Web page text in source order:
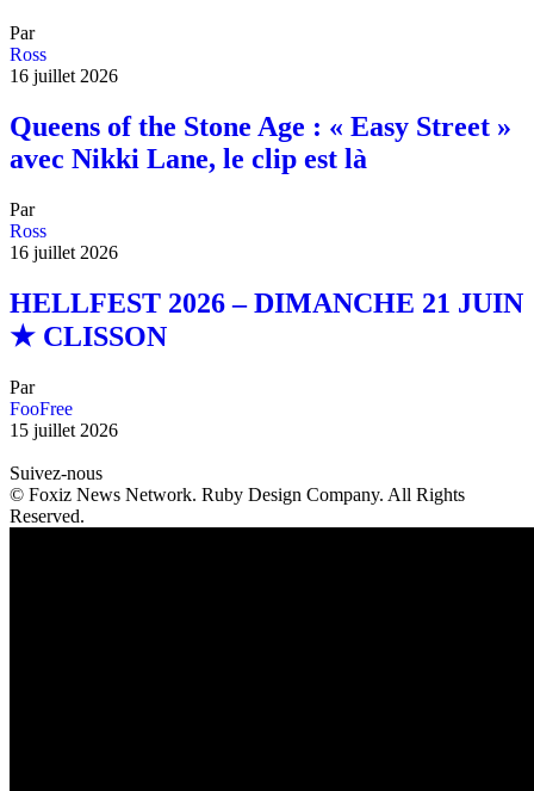
Par
Ross
16 juillet 2026
Queens of the Stone Age : « Easy Street »
avec Nikki Lane, le clip est là
Par
Ross
16 juillet 2026
HELLFEST 2026 – DIMANCHE 21 JUIN
★ CLISSON
Par
FooFree
15 juillet 2026
Suivez-nous
© Foxiz News Network. Ruby Design Company. All Rights
Reserved.